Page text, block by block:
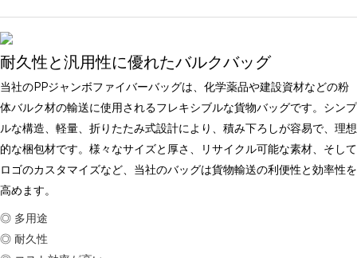
耐久性と汎用性に優れたバルクバッグ
当社のPPジャンボファイバーバッグは、化学薬品や建設資材などの粉
体バルク材の輸送に使用されるフレキシブルな貨物バッグです。シンプ
ルな構造、軽量、折りたたみ式設計により、積み下ろしが容易で、理想
的な梱包材です。様々なサイズと厚さ、リサイクル可能な素材、そして
ロゴのカスタマイズなど、当社のバッグは貨物輸送の利便性と効率性を
高めます。
◎ 多用途
◎ 耐久性